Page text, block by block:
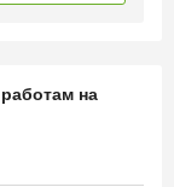
на